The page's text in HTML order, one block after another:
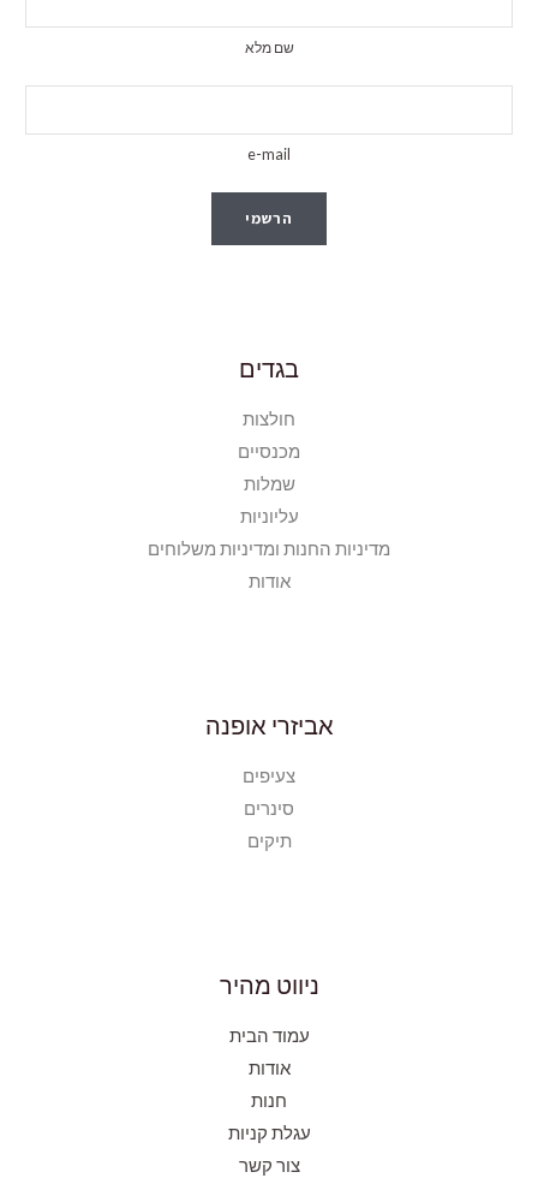
שם מלא
e-mail
הרשמי
בגדים
חולצות
מכנסיים
שמלות
עליוניות
מדיניות החנות ומדיניות משלוחים
אודות
אביזרי אופנה
צעיפים
סינרים
תיקים
ניווט מהיר
עמוד הבית
אודות
חנות
עגלת קניות
צור קשר